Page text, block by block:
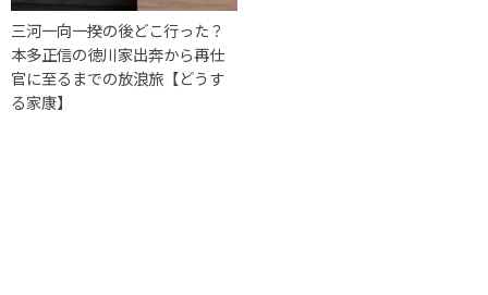
三河一向一揆の後どこ行った？
本多正信の徳川家出奔から再仕
官に至るまでの放浪旅【どうす
る家康】